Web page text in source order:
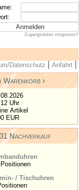
Zugangsdaten vergessen?
Datenschutz Anfahrt
Warenkorb
Uhr
Artikel
EUR
Nachverkauf
/ Tischuhren